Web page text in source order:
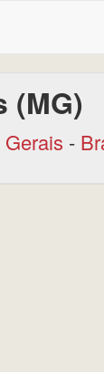
(MG)
-